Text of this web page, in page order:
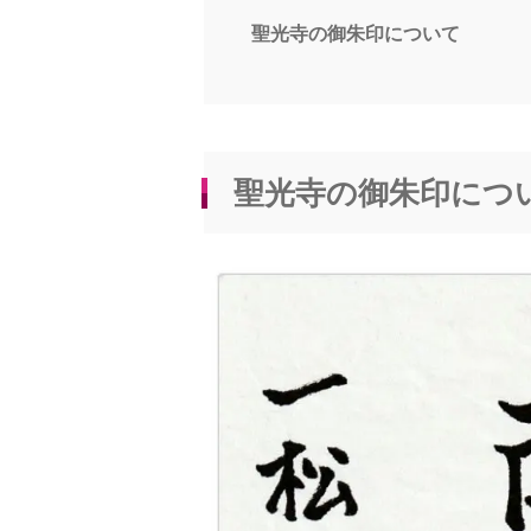
聖光寺の御朱印について
聖光寺の御朱印につ